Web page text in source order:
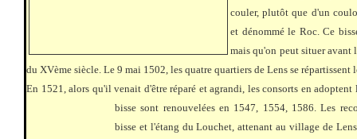
couler, plutôt que d'un
et dénommé le Roc. Ce
mais qu'on peut situer avant
du XVème siècle. Le 9 mai 1502, les quatre quartiers de Lens se répartissent
En 1521, alors qu'il venait d'être réparé et agrandi, les consorts en adoptent
bisse sont renouvelées en 1547, 1554, 1586.Les
bisse et l'étang du Louchet, attenant au village de